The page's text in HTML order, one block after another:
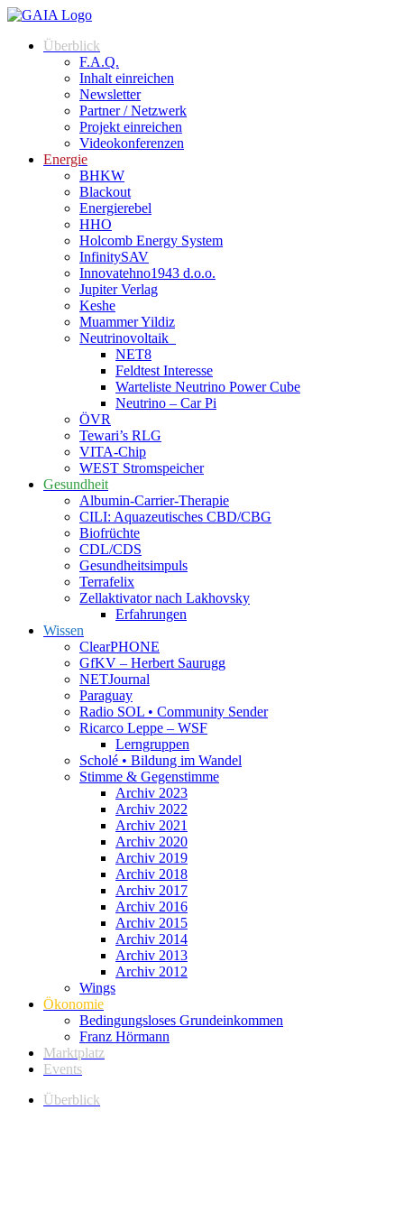
Überblick
F.A.Q.
Inhalt einreichen
Newsletter
Partner / Netzwerk
Projekt einreichen
Videokonferenzen
Energie
BHKW
Blackout
Energierebel
HHO
Holcomb Energy System
InfinitySAV
Innovatehno1943 d.o.o.
Jupiter Verlag
Keshe
Muammer Yildiz
Neutrinovoltaik
NET8
Feldtest Interesse
Warteliste Neutrino Power Cube
Neutrino – Car Pi
ÖVR
Tewari’s RLG
VITA-Chip
WEST Stromspeicher
Gesundheit
Albumin-Carrier-Therapie
CILI: Aquazeutisches CBD/CBG
Biofrüchte
CDL/CDS
Gesundheitsimpuls
Terrafelix
Zellaktivator nach Lakhovsky
Erfahrungen
Wissen
ClearPHONE
GfKV – Herbert Saurugg
NETJournal
Paraguay
Radio SOL • Community Sender
Ricarco Leppe – WSF
Lerngruppen
Scholé • Bildung im Wandel
Stimme & Gegenstimme
Archiv 2023
Archiv 2022
Archiv 2021
Archiv 2020
Archiv 2019
Archiv 2018
Archiv 2017
Archiv 2016
Archiv 2015
Archiv 2014
Archiv 2013
Archiv 2012
Wings
Ökonomie
Bedingungsloses Grundeinkommen
Franz Hörmann
Marktplatz
Events
Überblick